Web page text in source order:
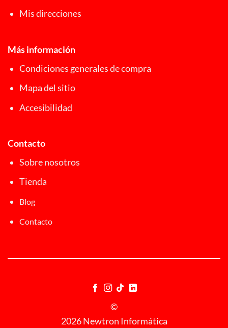
Mis direcciones
Más información
Condiciones generales de compra
Mapa del sitio
Accesibilidad
Contacto
Sobre nosotros
Tienda
Blog
Contacto
©
2026 Newtron Informática